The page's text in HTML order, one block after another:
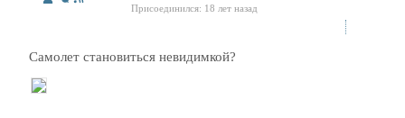
Присоединился: 18 лет назад
Самолет становиться невидимкой?